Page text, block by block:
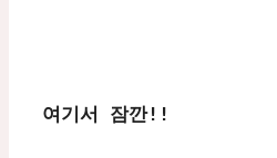
여기서 잠깐!!